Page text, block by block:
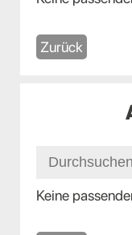
Zurück
Keine